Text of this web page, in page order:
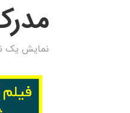
نمایش یک